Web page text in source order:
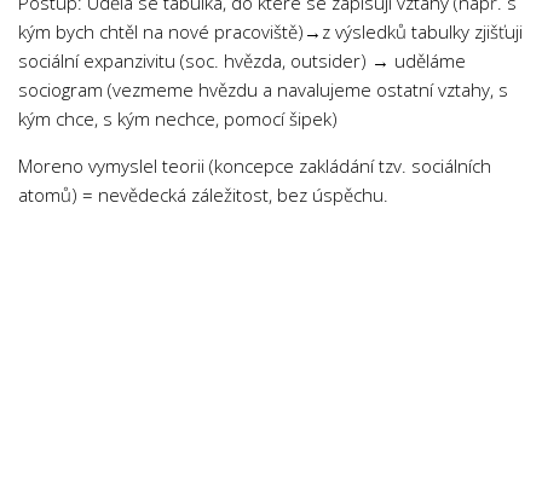
kým bych chtěl na nové pracoviště)→z výsledků tabulky zjišťuji
sociální expanzivitu (soc. hvězda, outsider) → uděláme
sociogram (vezmeme hvězdu a navalujeme ostatní vztahy, s
kým chce, s kým nechce, pomocí šipek)
Moreno vymyslel teorii (koncepce zakládání tzv. sociálních
atomů) = nevědecká záležitost, bez úspěchu.